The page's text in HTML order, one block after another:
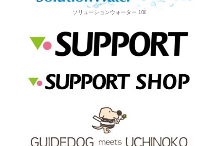
ソリューションウォーター 10ℓ